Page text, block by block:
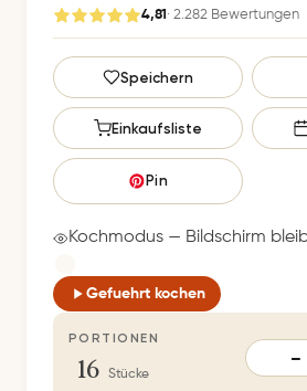
4,81 · 2.282 Bewertungen
G
e
s
e
c
e
r
Speichern
Einkaufsliste
Pin
Kochmodus — Bildschirm
Gefuehrt kochen
PORTIONEN
16 Stücke
−